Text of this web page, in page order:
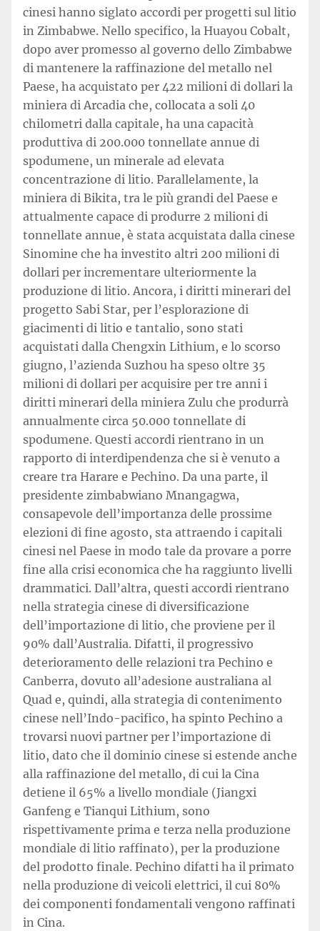
cinesi hanno siglato accordi per progetti sul litio
in Zimbabwe. Nello specifico, la Huayou Cobalt,
dopo aver promesso al governo dello Zimbabwe
di mantenere la raffinazione del metallo nel
Paese, ha acquistato per 422 milioni di dollari la
miniera di Arcadia che, collocata a soli 40
chilometri dalla capitale, ha una capacità
produttiva di 200.000 tonnellate annue di
spodumene, un minerale ad elevata
concentrazione di litio. Parallelamente, la
miniera di Bikita, tra le più grandi del Paese e
attualmente capace di produrre 2 milioni di
tonnellate annue, è stata acquistata dalla cinese
Sinomine che ha investito altri 200 milioni di
dollari per incrementare ulteriormente la
produzione di litio. Ancora, i diritti minerari del
progetto Sabi Star, per l’esplorazione di
giacimenti di litio e tantalio, sono stati
acquistati dalla Chengxin Lithium, e lo scorso
giugno, l’azienda Suzhou ha speso oltre 35
milioni di dollari per acquisire per tre anni i
diritti minerari della miniera Zulu che produrrà
annualmente circa 50.000 tonnellate di
spodumene. Questi accordi rientrano in un
rapporto di interdipendenza che si è venuto a
creare tra Harare e Pechino. Da una parte, il
presidente zimbabwiano Mnangagwa,
consapevole dell’importanza delle prossime
elezioni di fine agosto, sta attraendo i capitali
cinesi nel Paese in modo tale da provare a porre
fine alla crisi economica che ha raggiunto livelli
drammatici. Dall’altra, questi accordi rientrano
nella strategia cinese di diversificazione
dell’importazione di litio, che proviene per il
90% dall’Australia. Difatti, il progressivo
deterioramento delle relazioni tra Pechino e
Canberra, dovuto all’adesione australiana al
Quad e, quindi, alla strategia di contenimento
cinese nell’Indo-pacifico, ha spinto Pechino a
trovarsi nuovi partner per l’importazione di
litio, dato che il dominio cinese si estende anche
alla raffinazione del metallo, di cui la Cina
detiene il 65% a livello mondiale (Jiangxi
Ganfeng e Tianqui Lithium, sono
rispettivamente prima e terza nella produzione
mondiale di litio raffinato), per la produzione
del prodotto finale. Pechino difatti ha il primato
nella produzione di veicoli elettrici, il cui 80%
dei componenti fondamentali vengono raffinati
in Cina.